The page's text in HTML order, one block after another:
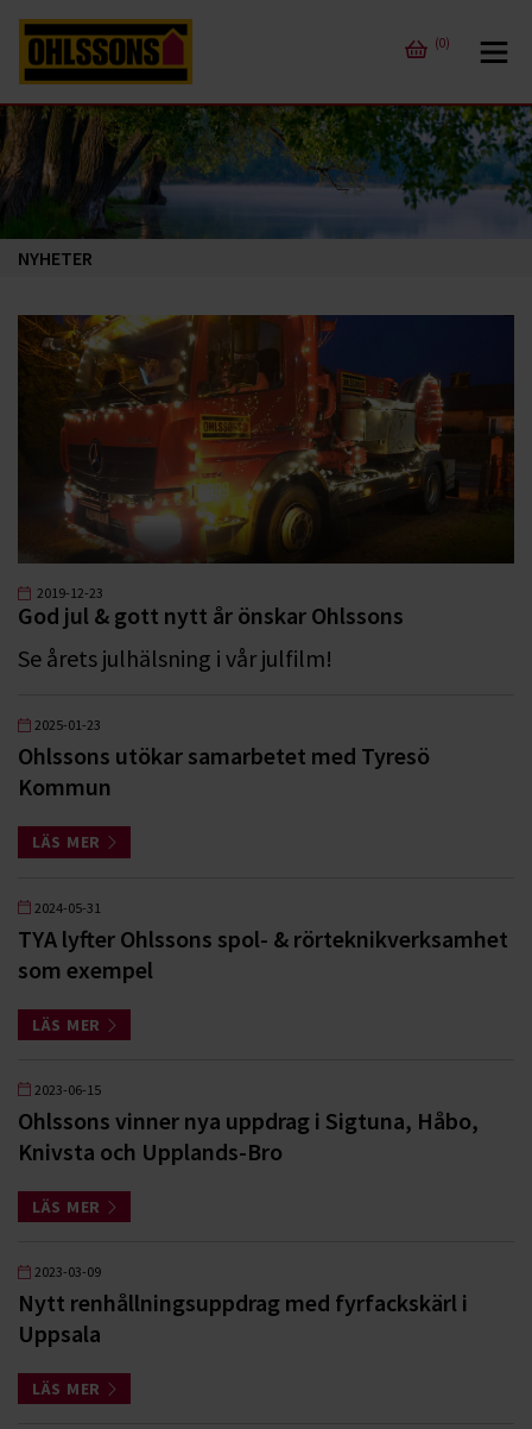
(0)
NYHETER
2019-12-23
God jul & gott nytt år önskar Ohlssons
Se årets julhälsning i vår julfilm!
2025-01-23
Ohlssons utökar samarbetet med Tyresö
Kommun
LÄS MER
2024-05-31
TYA lyfter Ohlssons spol- & rörteknikverksamhet
som exempel
LÄS MER
2023-06-15
Ohlssons vinner nya uppdrag i Sigtuna, Håbo,
Knivsta och Upplands-Bro
LÄS MER
2023-03-09
Nytt renhållningsuppdrag med fyrfackskärl i
Uppsala
LÄS MER